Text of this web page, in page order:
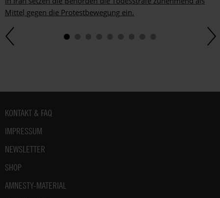
Mittel gegen die Protestbewegung ein.
Fußbereich
KONTAKT & FAQ
IMPRESSUM
NEWSLETTER
SHOP
AMNESTY-MATERIAL